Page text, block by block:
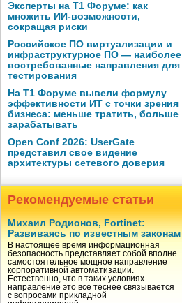
Эксперты на Т1 Форуме: как
множить ИИ-возможности,
сокращая риски
Российское ПО виртуализации и
инфраструктурное ПО — наиболее
востребованные направления для
тестирования
На Т1 Форуме вывели формулу
эффективности ИТ с точки зрения
бизнеса: меньше тратить, больше
зарабатывать
Open Conf 2026: UserGate
представил свое видение
архитектуры сетевого доверия
Рекомендуемые статьи
Михаил Родионов, Fortinet:
Развиваясь по известным законам
В настоящее время информационная
безопасность представляет собой вполне
самостоятельное мощное направление
корпоративной автоматизации.
Естественно, что в таких условиях
направление это все теснее связывается
с вопросами прикладной